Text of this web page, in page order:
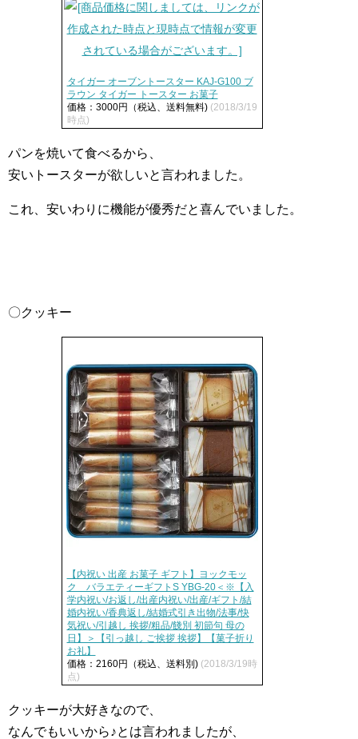
タイガー オーブントースター KAJ-G100 ブ
ラウン タイガー トースター お菓子
価格：3000円（税込、送料無料) (2018/3/19
時点)
パンを焼いて食べるから、
安いトースターが欲しいと言われました。
これ、安いわりに機能が優秀だと喜んでいました。
〇クッキー
【内祝い 出産 お菓子 ギフト】ヨックモッ
ク バラエティーギフトS YBG-20＜※【入
学内祝い/お返し/出産内祝い/出産/ギフト/結
婚内祝い/香典返し/結婚式引き出物/法事/快
気祝い/引越し 挨拶/粗品/餞別 初節句 母の
日】＞【引っ越し ご挨拶 挨拶】【菓子折り
お礼】
価格：2160円（税込、送料別) (2018/3/19時
点)
クッキーが大好きなので、
なんでもいいから♪とは言われましたが、